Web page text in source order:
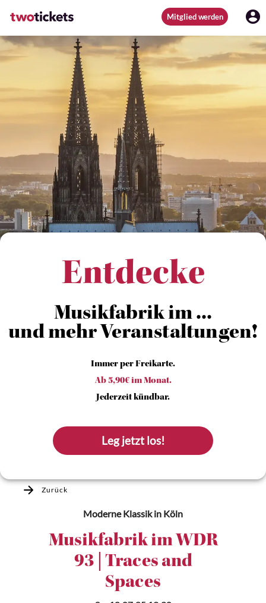
Mitglied werden
Entdecke
Musikfabrik im ...
und mehr Veranstaltungen!
Immer per Freikarte.
Ab 5,90€ im Monat.
Jederzeit kündbar.
Leg jetzt los!
Zurück
Moderne Klassikin Köln
Musikfabrik im WDR
93 | Traces and
Spaces